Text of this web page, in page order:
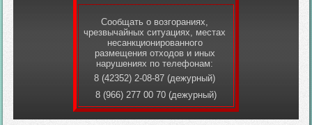
Сообщать о возгораниях,
чрезвычайных ситуациях, местах
несанкционированного
размещения отходов и иных
нарушениях по телефонам:
8 (42352) 2-08-87 (дежурный)
8 (966) 277 00 70 (дежурный)